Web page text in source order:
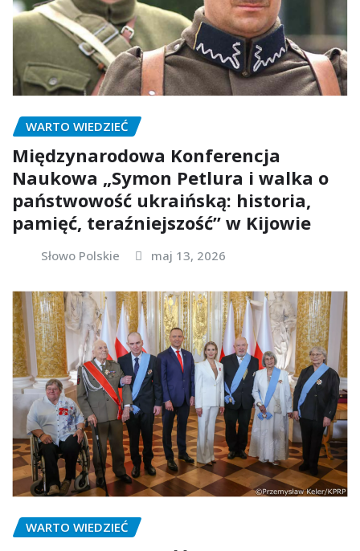
WARTO WIEDZIEĆ
Międzynarodowa Konferencja
Naukowa „Symon Petlura i walka o
państwowość ukraińską: historia,
pamięć, teraźniejszość” w Kijowie
Słowo Polskie maj 13, 2026
WARTO WIEDZIEĆ